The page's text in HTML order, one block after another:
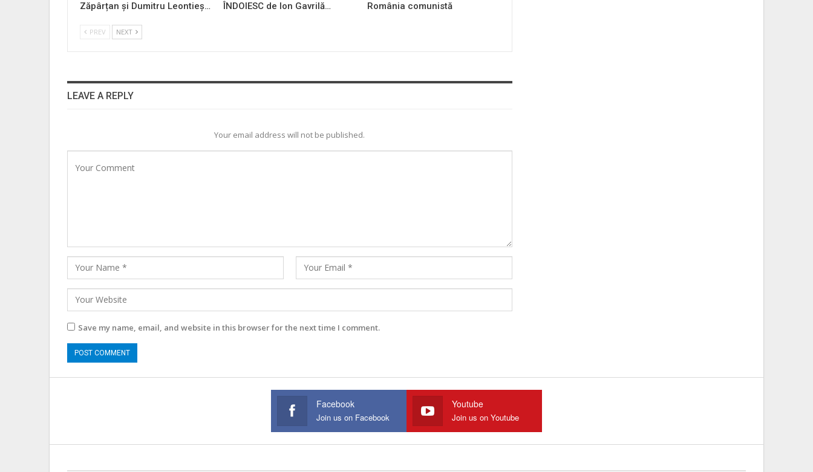
Zăpârțan și Dumitru Leontieș…
ÎNDOIESC de Ion Gavrilă…
România comunistă
PREV NEXT
LEAVE A REPLY
Your email address will not be published.
Save my name, email, and website in this browser for the next time I comment.
Facebook
Join us on Facebook
Youtube
Join us on Youtube